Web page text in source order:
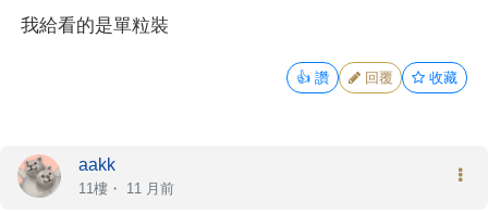
我給看的是單粒裝
👍 讚 回覆 收藏
aakk
11樓・ 11 月前